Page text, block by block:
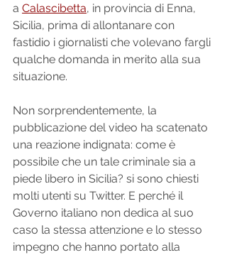
a Calascibetta, in provincia di Enna,
Sicilia, prima di allontanare con
fastidio i giornalisti che volevano fargli
qualche domanda in merito alla sua
situazione.
Non sorprendentemente, la
pubblicazione del video ha scatenato
una reazione indignata: come è
possibile che un tale criminale sia a
piede libero in Sicilia? si sono chiesti
molti utenti su Twitter. E perché il
Governo italiano non dedica al suo
caso la stessa attenzione e lo stesso
impegno che hanno portato alla